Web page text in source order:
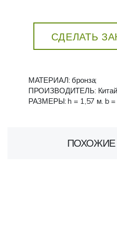
СДЕЛАТЬ
МАТЕРИАЛ: бронза;
ПРОИЗВОДИТЕЛЬ:
РАЗМЕРЫ: h = 1,57 м. b =
ПОХОЖИЕ